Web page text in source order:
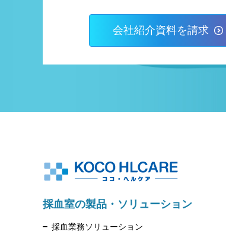
会社紹介資料を請求
採血室の製品・ソリューション
採血業務ソリューション